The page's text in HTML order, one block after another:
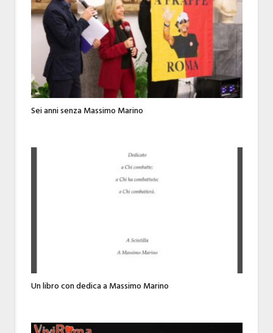
Sei anni senza Massimo Marino
Un libro con dedica a Massimo Marino